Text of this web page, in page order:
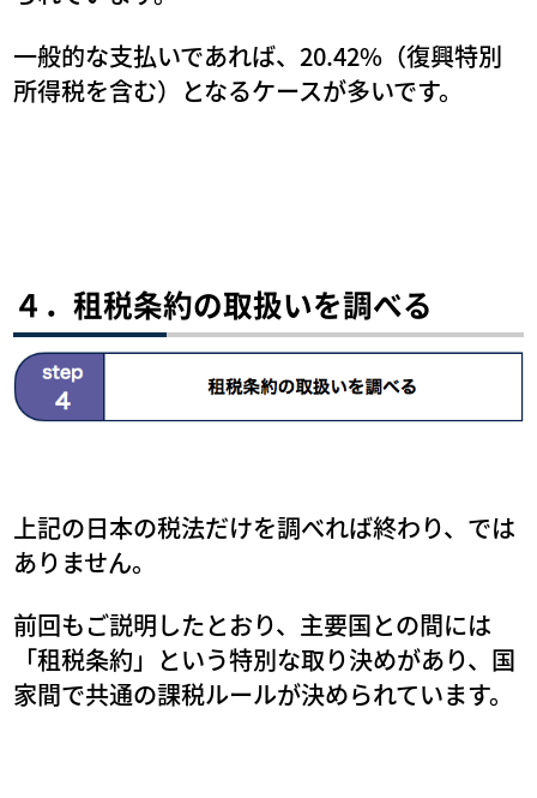
一般的な支払いであれば、20.42%（復興特別
所得税を含む）となるケースが多いです。
４．租税条約の取扱いを調べる
上記の日本の税法だけを調べれば終わり、では
ありません。
前回もご説明したとおり、主要国との間には
「租税条約」という特別な取り決めがあり、国
家間で共通の課税ルールが決められています。